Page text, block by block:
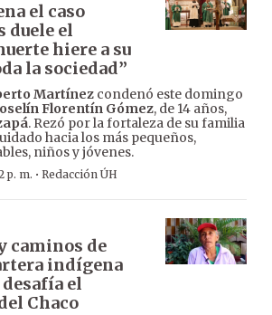
el caso
duele el
hiere a su
la sociedad”
Martínez condenó este domingo
Florentín Gómez, de 14 años,
. Rezó por la fortaleza de su familia
hacia los más pequeños,
niños y jóvenes.
p. m. · Redacción ÚH
caminos de
indígena
el
Chaco